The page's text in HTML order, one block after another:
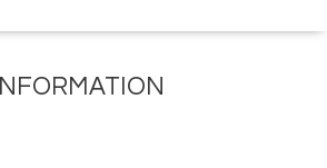
INFORMATION